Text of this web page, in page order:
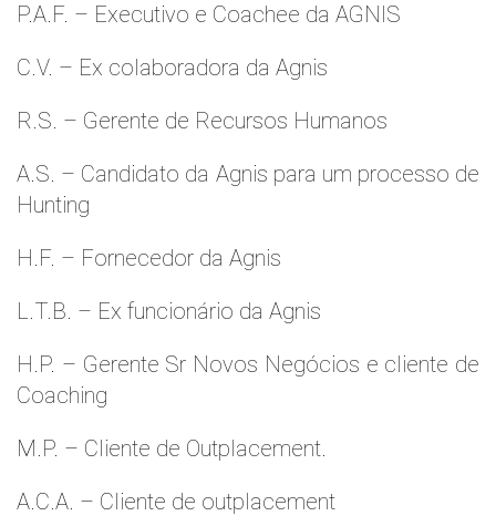
P.A.F. – Executivo e Coachee da AGNIS
C.V. – Ex colaboradora da Agnis
R.S. – Gerente de Recursos Humanos
A.S. – Candidato da Agnis para um processo de
Hunting
H.F. – Fornecedor da Agnis
L.T.B. – Ex funcionário da Agnis
H.P. – Gerente Sr Novos Negócios e cliente de
Coaching
M.P. – Cliente de Outplacement.
A.C.A. – Cliente de outplacement